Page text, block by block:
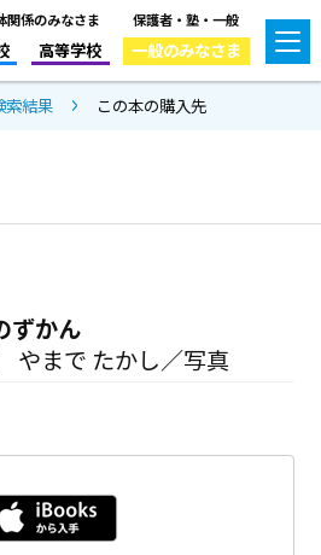
関係のみなさま
高等学校
保護者・塾・一般
一般のみなさま
索結果 この本の購入先
ずかん
まで たかし／写真